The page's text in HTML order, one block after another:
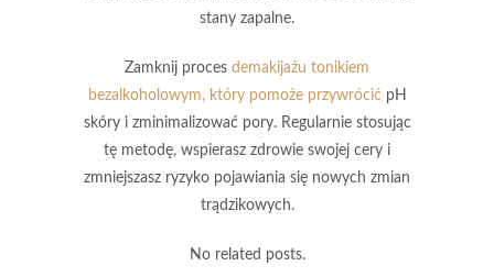
stany zapalne.
Zamknij proces demakijażu tonikiem
bezalkoholowym, który pomoże przywrócić pH
skóry i zminimalizować pory. Regularnie stosując
tę metodę, wspierasz zdrowie swojej cery i
zmniejszasz ryzyko pojawiania się nowych zmian
trądzikowych.
No related posts.